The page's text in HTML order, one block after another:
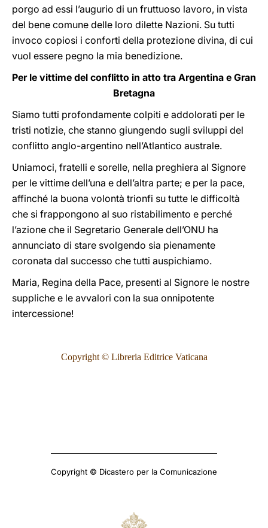
porgo ad essi l’augurio di un fruttuoso lavoro, in vista
del bene comune delle loro dilette Nazioni. Su tutti
invoco copiosi i conforti della protezione divina, di cui
vuol essere pegno la mia benedizione.
Per le vittime del conflitto in atto tra Argentina e Gran
Bretagna
Siamo tutti profondamente colpiti e addolorati per le
tristi notizie, che stanno giungendo sugli sviluppi del
conflitto anglo-argentino nell’Atlantico australe.
Uniamoci, fratelli e sorelle, nella preghiera al Signore
per le vittime dell’una e dell’altra parte; e per la pace,
affinché la buona volontà trionfi su tutte le difficoltà
che si frappongono al suo ristabilimento e perché
l’azione che il Segretario Generale dell’ONU ha
annunciato di stare svolgendo sia pienamente
coronata dal successo che tutti auspichiamo.
Maria, Regina della Pace, presenti al Signore le nostre
suppliche e le avvalori con la sua onnipotente
intercessione!
Copyright © Libreria Editrice Vaticana
Copyright © Dicastero per la Comunicazione